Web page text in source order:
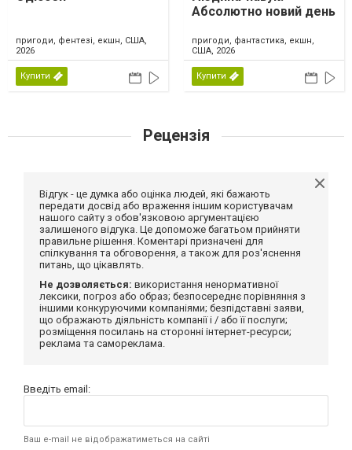
пригоди, фентезі, екшн, США,
2026
Купити
Абсолютно новий день
пригоди, фантастика, екшн,
США, 2026
Купити
Рецензія
Відгук - це думка або оцінка людей, які бажають
передати досвід або враження іншим користувачам
нашого сайту з обов'язковою аргументацією
залишеного відгука. Це допоможе багатьом прийняти
правильне рішення. Коментарі призначені для
спілкування та обговорення, а також для роз'яснення
питань, що цікавлять.
Не дозволяється: використання ненормативної
лексики, погроз або образ; безпосереднє порівняння з
іншими конкуруючими компаніями; безпідставні заяви,
що ображають діяльність компанії і / або її послуги;
розміщення посилань на сторонні інтернет-ресурси;
реклама та самореклама.
Введіть email:
Ваш e-mail не відображатиметься на сайті